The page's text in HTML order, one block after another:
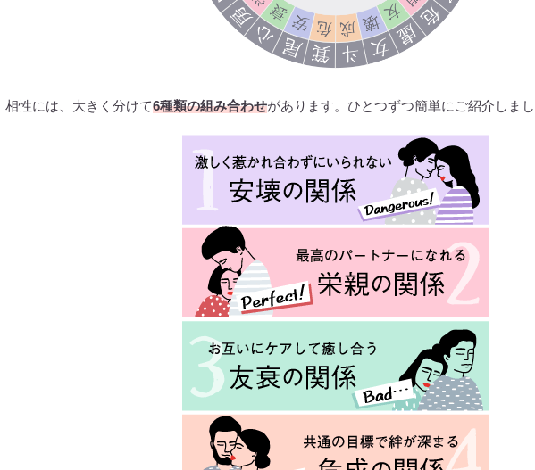
相性には、大きく分けて6種類の組み合わせがあります。ひとつずつ簡単にご紹介しま